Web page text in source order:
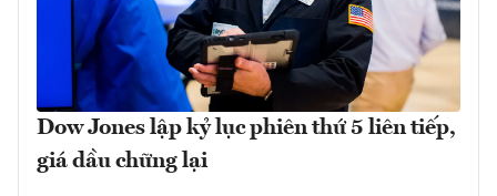
Dow Jones lập kỷ lục phiên thứ 5 liên tiếp,
giá dầu chững lại